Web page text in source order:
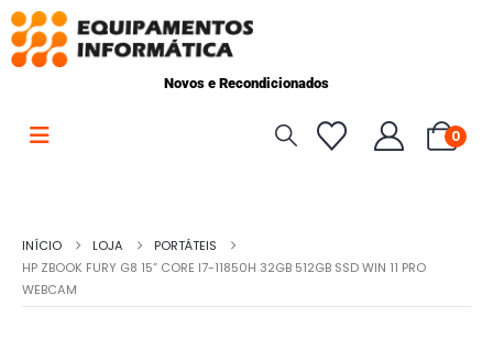
Novos e Recondicionados
0
INÍCIO LOJA
PORTÁTEIS
HP ZBOOK FURY G8 15” CORE I7-11850H 32GB 512GB SSD WIN 11 PRO
WEBCAM